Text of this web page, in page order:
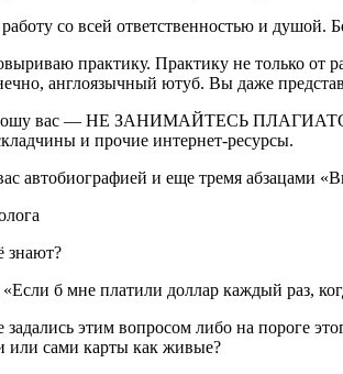
со всей ответственностью и душой.
практику. Практику не только от
англоязычный ютуб. Вы даже
вас — НЕ ЗАНИМАЙТЕСЬ ПЛАГИАТОМ!
и прочие интернет-ресурсы.
автобиографией и еще тремя абзацами
знают?
б мне платили доллар каждый раз,
этим вопросом либо на пороге
или сами карты как живые?